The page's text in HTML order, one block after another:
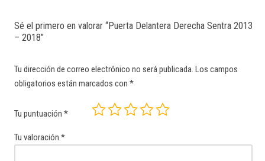
Sé el primero en valorar “Puerta Delantera Derecha Sentra 2013
– 2018”
Tu dirección de correo electrónico no será publicada. Los campos
obligatorios están marcados con *
Tu puntuación *
Tu valoración *